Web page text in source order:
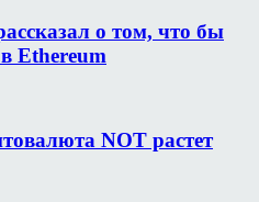
о том, что бы
Ethereum
NOT растет